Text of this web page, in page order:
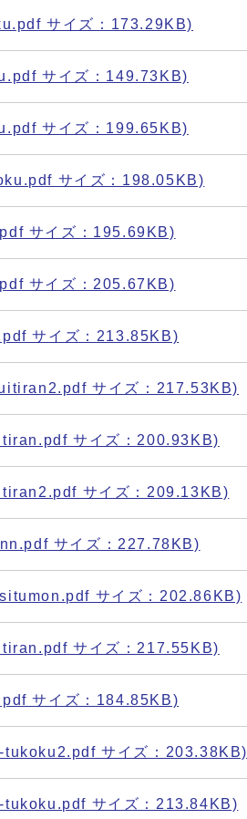
サイズ：173.29KB)
サイズ：149.73KB)
サイズ：199.65KB)
サイズ：198.05KB)
サイズ：195.69KB)
サイズ：205.67KB)
サイズ：213.85KB)
サイズ：217.53KB)
サイズ：200.93KB)
サイズ：209.13KB)
サイズ：227.78KB)
サイズ：202.86KB)
サイズ：217.55KB)
サイズ：184.85KB)
tukoku2.pdf サイズ：203.38KB)
tukoku.pdf サイズ：213.84KB)